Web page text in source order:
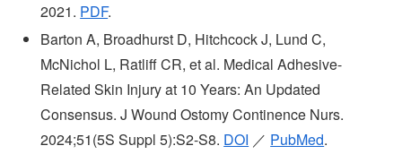
2021. PDF.
Barton A, Broadhurst D, Hitchcock J, Lund C,
McNichol L, Ratliff CR, et al. Medical Adhesive-
Related Skin Injury at 10 Years: An Updated
Consensus. J Wound Ostomy Continence Nurs.
2024;51(5S Suppl 5):S2-S8. DOI ／ PubMed.